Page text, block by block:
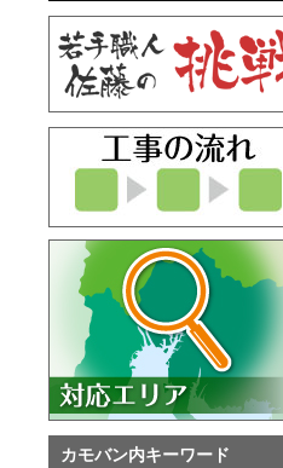
カモバン内キーワード